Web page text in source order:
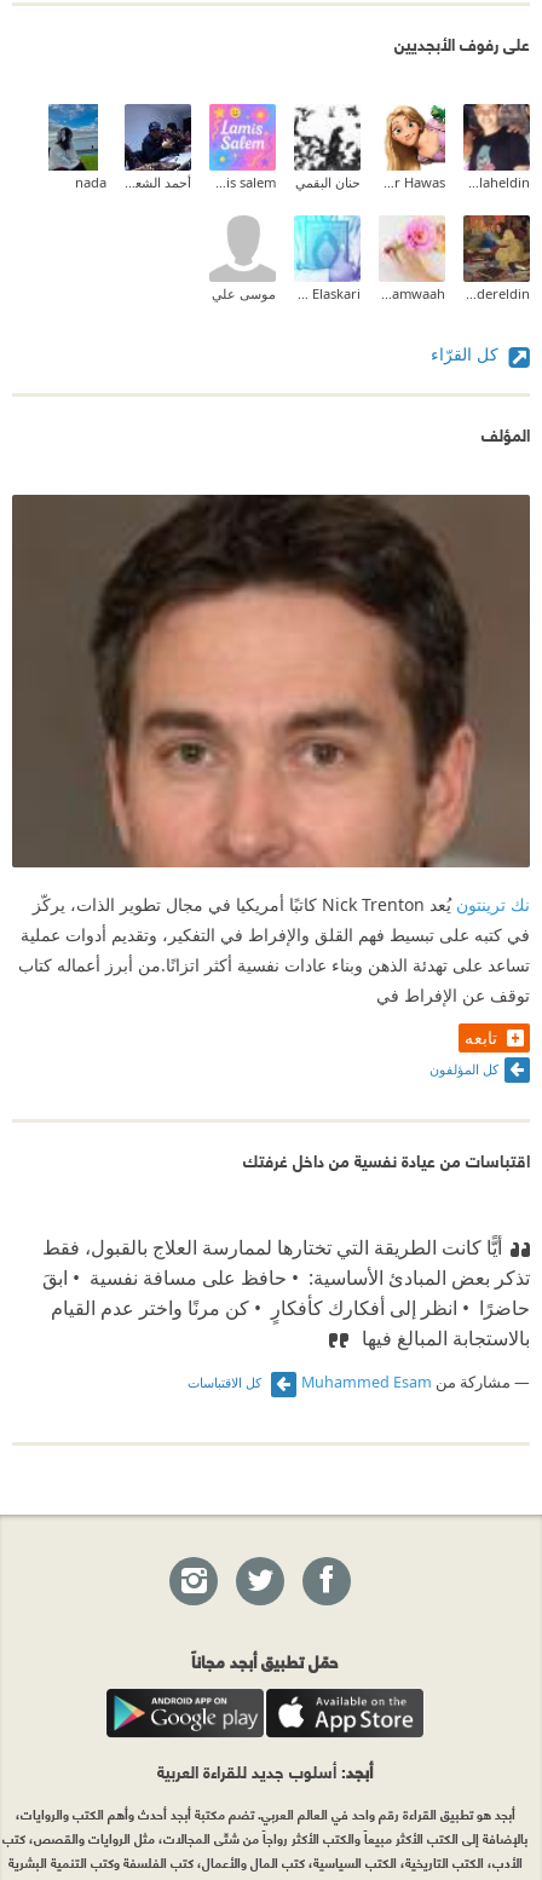
على رفوف الأبجديين
Alaa Salaheldin
Hadeer Hawas حنان البقمي lamis salem أحمد الشعانبي nada
Hams Badereldin 🎋🕊️
shamwaah
Ahmed Elaskari موسى علي
كل القرّاء
المؤلف
نك ترينتون
يُعد Nick Trenton كاتبًا أمريكيا في مجال تطوير الذات، يركّز
في كتبه على تبسيط فهم القلق والإفراط في التفكير، وتقديم أدوات عملية
تساعد على تهدئة الذهن وبناء عادات نفسية أكثر اتزانًا.من أبرز أعماله كتاب
توقف عن الإفراط في
تابعه
كل المؤلفون
اقتباسات من عيادة نفسية من داخل غرفتك
أيًّا كانت الطريقة التي تختارها لممارسة العلاج بالقبول، فقط
تذكر بعض المبادئ الأساسية: ‫ •⁠ حافظ على مسافة نفسية ‫ •⁠ ابقَ
حاضرًا ‫ •⁠ انظر إلى أفكارك كأفكارٍ ‫ •⁠ كن مرنًا واختر عدم القيام
بالاستجابة المبالغ فيها ‫
مشاركة من Muhammed Esam كل الاقتباسات
حمّل تطبيق أبجد مجاناً
أبجد: أسلوب جديد للقراءة العربية
أبجد هو تطبيق القراءة رقم واحد في العالم العربي. تضم مكتبة أبجد أحدث وأهم الكتب والروايات،
بالإضافة إلى الكتب الأكثر مبيعاً والكتب الأكثر رواجاً من شتّى المجالات، مثل الروايات والقصص، كتب
الأدب، الكتب التاريخية، الكتب السياسية، كتب المال والأعمال، كتب الفلسفة وكتب التنمية البشرية